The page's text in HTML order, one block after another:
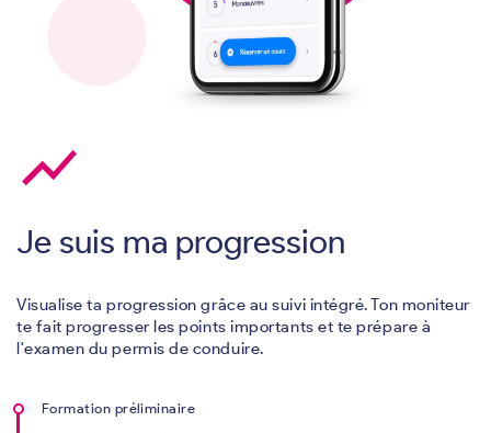
show_chart
Je suis ma progression
Visualise ta progression grâce au suivi intégré. Ton moniteur
te fait progresser les points importants et te prépare à
l'examen du permis de conduire.
Formation préliminaire